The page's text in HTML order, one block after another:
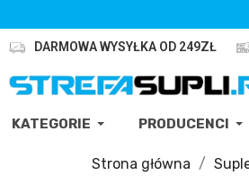
DARMOWA WYSYŁKA OD 249ZŁ
KATEGORIE PRODUCENCI
Strona główna